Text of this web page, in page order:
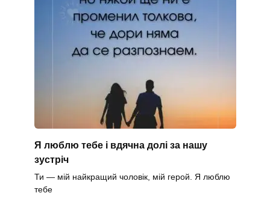
Я люблю тебе і вдячна долі за нашу
зустріч
Ти — мій найкращий чоловік, мій герой. Я люблю
тебе